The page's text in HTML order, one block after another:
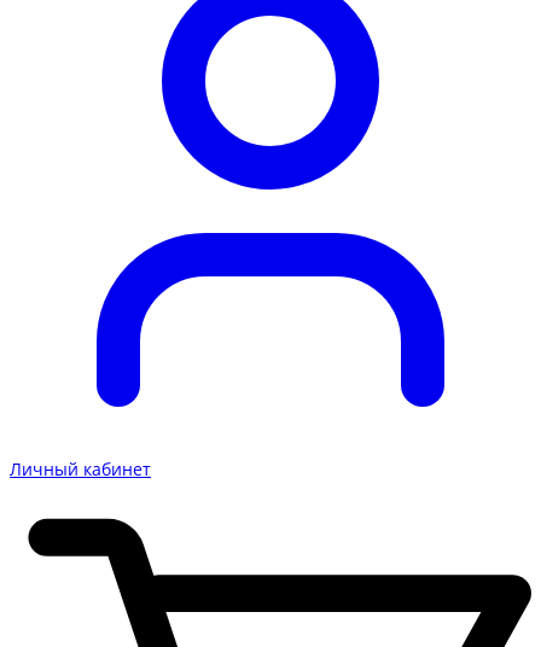
Личный кабинет